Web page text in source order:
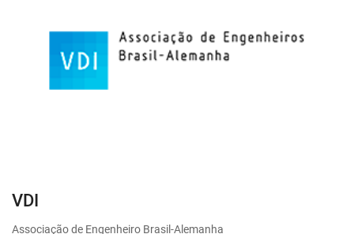
VDI
Associação de Engenheiro Brasil-Alemanha